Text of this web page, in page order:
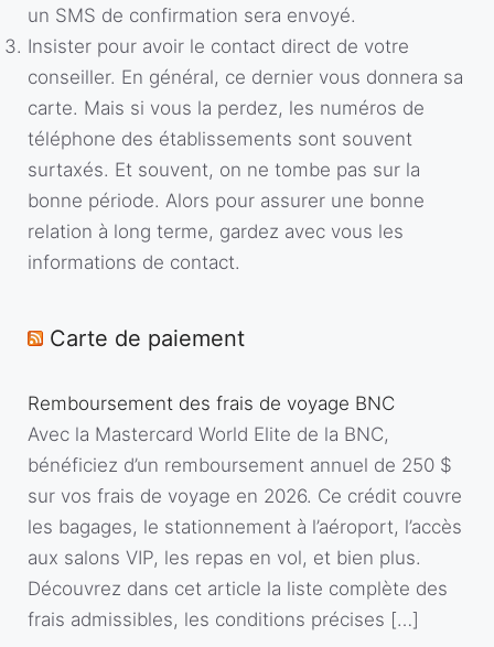
un SMS de confirmation sera envoyé.
Insister pour avoir le contact direct de votre
conseiller. En général, ce dernier vous donnera sa
carte. Mais si vous la perdez, les numéros de
téléphone des établissements sont souvent
surtaxés. Et souvent, on ne tombe pas sur la
bonne période. Alors pour assurer une bonne
relation à long terme, gardez avec vous les
informations de contact.
Carte de paiement
Remboursement des frais de voyage BNC
Avec la Mastercard World Elite de la BNC,
bénéficiez d’un remboursement annuel de 250 $
sur vos frais de voyage en 2026. Ce crédit couvre
les bagages, le stationnement à l’aéroport, l’accès
aux salons VIP, les repas en vol, et bien plus.
Découvrez dans cet article la liste complète des
frais admissibles, les conditions précises […]